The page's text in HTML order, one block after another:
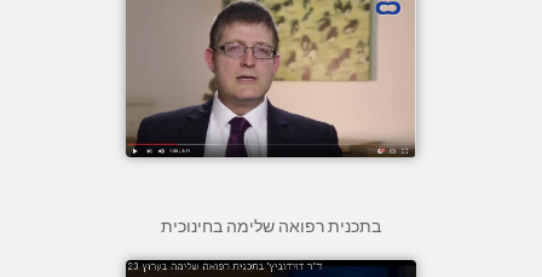
בתכנית רפואה שלימה בחינוכית